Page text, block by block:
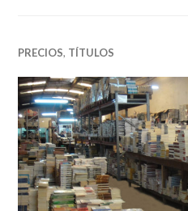
PRECIOS, TÍTULOS